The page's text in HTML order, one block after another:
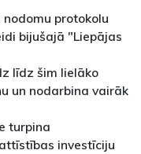
protokolu
bijušajā "Liepājas
līdz šim lielāko
un nodarbina vairāk
turpina
investīciju